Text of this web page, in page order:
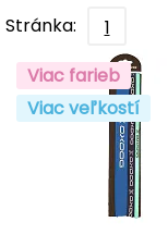
Stránka:
1
Viac farieb
Viac veľkostí